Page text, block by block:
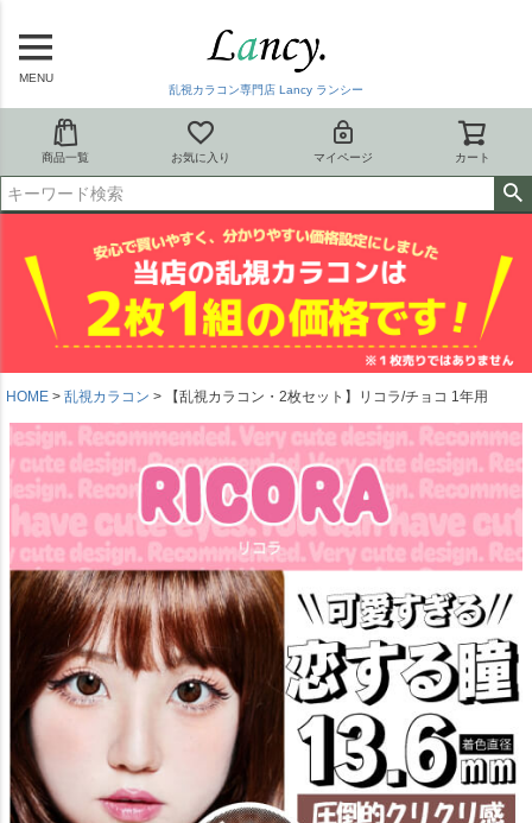
MENU
乱視カラコン専門店 Lancy ランシー
商品一覧 お気に入り マイページ カート
HOME 乱視カラコン 【乱視カラコン・2枚セット】リコラ/チョコ 1年用